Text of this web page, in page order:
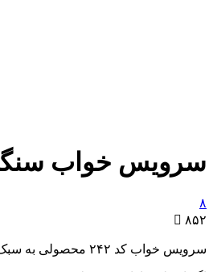
سرویس خواب سنگین
۸
 ۸۵۲
سرویس خواب کد ۲۴۲ محصولی به سبک زیبای نئو کلاسیک است. این سرویس خواب با تاج تختی منحصر به فرد و ابزار خوردگی هایی ظریف فوق العاده زیباست.